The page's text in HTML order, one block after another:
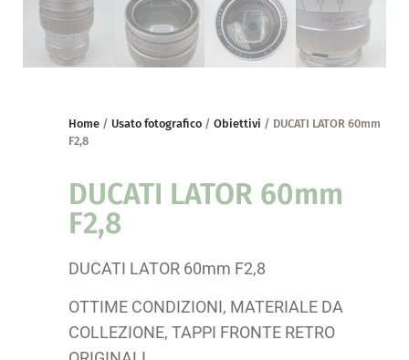
Home / Usato fotografico / Obiettivi / DUCATI LATOR 60mm
F2,8
DUCATI LATOR 60mm
F2,8
DUCATI LATOR 60mm F2,8
OTTIME CONDIZIONI, MATERIALE DA
COLLEZIONE, TAPPI FRONTE RETRO